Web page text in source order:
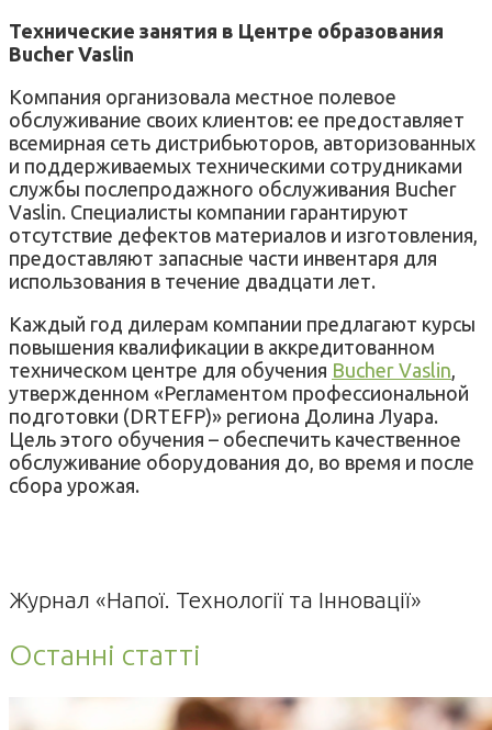
Технические занятия в Центре образования
Bucher Vaslin
Компания организовала местное полевое
обслуживание своих клиентов: ее предоставляет
всемирная сеть дистрибьюторов, авторизованных
и поддерживаемых техническими сотрудниками
службы послепродажного обслуживания Bucher
Vaslin. Специалисты компании гарантируют
отсутствие дефектов материалов и изготовления,
предоставляют запасные части инвентаря для
использования в течение двадцати лет.
Каждый год дилерам компании предлагают курсы
повышения квалификации в аккредитованном
техническом центре для обучения Bucher Vaslin
утвержденном «Регламентом профессиональной
подготовки (DRTEFP)» региона Долина Луара.
Цель этого обучения – обеспечить качественное
обслуживание оборудования до, во время и после
сбора урожая.
Журнал «Напої. Технології та Інновації»
Останні статті